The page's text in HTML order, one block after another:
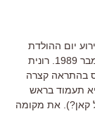
יום ההולדת
ה-25 לבית הספר לקולנוע סם שפיגל, שהוקם בנובמבר 1989. רונית
בהתראה קצרה
תעמוד בראש
קאן?). את מקומה